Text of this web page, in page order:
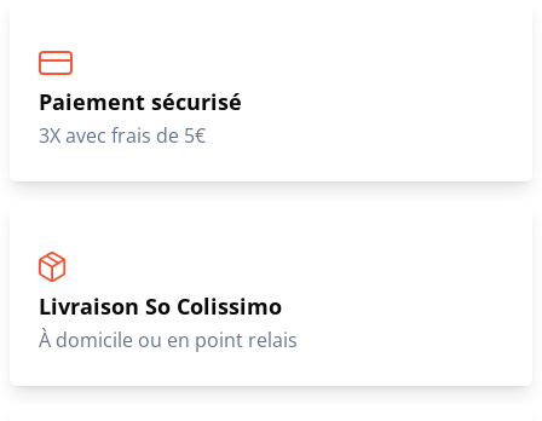
Paiement sécurisé
3X avec frais de 5€
Livraison So Colissimo
À domicile ou en point relais